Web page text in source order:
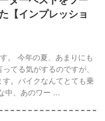
【インプレッショ
。 今年の夏、あまりにも
てる気がするのですが、
。バイクなんてとても乗
中、あのワー ...